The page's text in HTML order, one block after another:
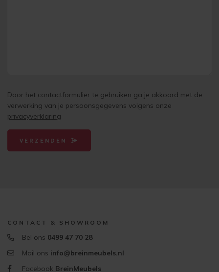
Door het contactformulier te gebruiken ga je akkoord met de
verwerking van je persoonsgegevens volgens onze
privacyverklaring
VERZENDEN
CONTACT & SHOWROOM
Bel ons 0499 47 70 28
Mail ons info@breinmeubels.nl
Facebook BreinMeubels